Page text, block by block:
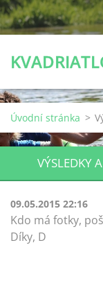
Úvodní stránka >
VÝSLEDKY
09.05.2015 22:16
Kdo má fotky,
Díky, D